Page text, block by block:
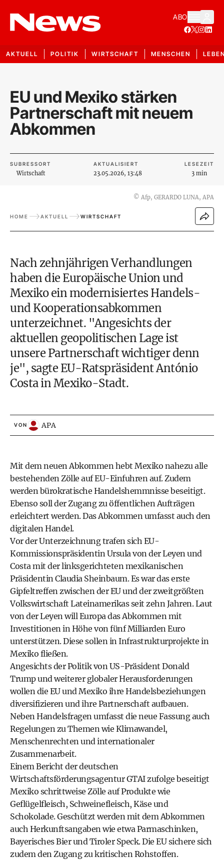
ABO
AKTUELL POLITIK WIRTSCHAFT MENSCHEN
EU und Mexiko stärken
Partnerschaft mit neuem
Abkommen
SUBRESSORT
Wirtschaft
AKTUALISIERT
23.05.2026, 13:48
LESEZEIT
3 min
© Afp, GERARDO LUNA, APA
HOME AKTUELL WIRTSCHAFT
Nach zehnjährigen Verhandlungen
haben die Europäische Union und
Mexiko ein modernisiertes Handels-
und Kooperationsabkommen
unterzeichnet. "Angesichts der
aktuellen geopolitischen Lage ist
unsere Partnerschaft wichtiger denn
je", sagte EU-Ratspräsident António
Costa in Mexiko-Stadt.
VON APA
Mit dem neuen Abkommen hebt Mexiko nahezu alle
bestehenden Zölle auf EU-Einfuhren auf. Zudem
werden bürokratische Handelshemmnisse beseitigt.
Ebenso soll der Zugang zu öffentlichen Aufträgen
erleichtert werden. Das Abkommen umfasst auch den
digitalen Handel.
Vor der Unterzeichnung trafen sich EU-
Kommissionspräsidentin Ursula von der Leyen und
Costa mit der linksgerichteten mexikanischen
Präsidentin Claudia Sheinbaum. Es war das erste
Gipfeltreffen zwischen der EU und der zweitgrößten
Volkswirtschaft Lateinamerikas seit zehn Jahren. Laut
von der Leyen will Europa das Abkommen mit
Investitionen in Höhe von fünf Milliarden Euro
unterstützen. Diese sollen in Infrastrukturprojekte in
Mexiko fließen.
Angesichts der Politik von US-Präsident Donald
Trump und weiterer globaler Herausforderungen
wollen die EU und Mexiko ihre Handelsbeziehungen
diversifizieren und ihre Partnerschaft aufbauen.
Neben Handelsfragen umfasst die neue Fassung auch
Regelungen zu Themen wie Klimawandel,
Menschenrechten und internationaler
Zusammenarbeit.
Einem Bericht der deutschen
Wirtschaftsförderungsagentur GTAI zufolge beseitigt
Mexiko schrittweise Zölle auf Produkte wie
Geflügelfleisch, Schweinefleisch, Käse und
Schokolade. Geschützt werden mit dem Abkommen
auch Herkunftsangaben wie etwa Parmaschinken,
Bayerisches Bier und Tiroler Speck. Die EU sichere sich
zudem den Zugang zu kritischen Rohstoffen.